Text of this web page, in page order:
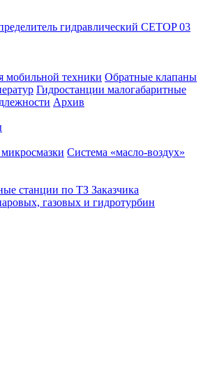
гидравлический CETOP 03
мобильной техники Обратные клапаны
Гидростанции малогабаритные
Архив
Система «масло-воздух»
станции по ТЗ Заказчика
газовых и гидротурбин